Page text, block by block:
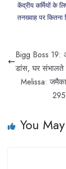
केंद्रीय कर्मियों के
तनख्वाह पर कितना
Bigg Boss 19:
डांस, घर संभालते
Melissa:
You